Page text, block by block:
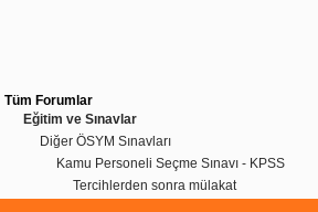
Tüm Forumlar
Eğitim ve Sınavlar
Diğer ÖSYM Sınavları
Kamu Personeli Seçme Sınavı - KPSS
Tercihlerden sonra mülakat